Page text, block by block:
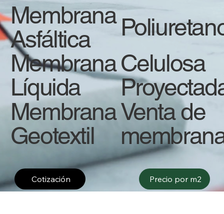
Membrana
Asfáltica
Membrana
Líquida
Celulosa
Membrana
Geotextil
Venta de
Cotización Precio por m2